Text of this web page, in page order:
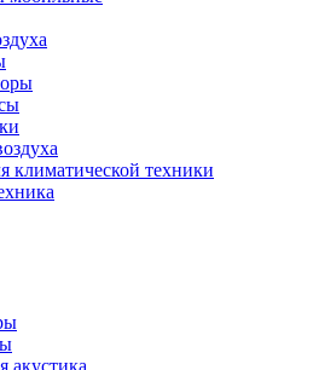
климатической техники
акустика